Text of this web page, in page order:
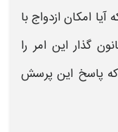
امکان ازدواج با
گذار این امر را
که پاسخ این پرسش